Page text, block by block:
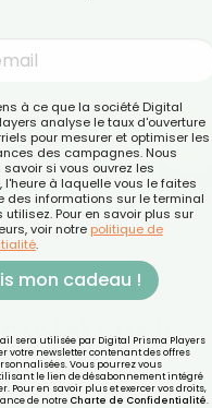
sur le
à ce que la société Digital
analyse le taux d'ouverture
pour mesurer et optimiser les
des campagnes. Nous
savoir si vous ouvrez les
l'heure à laquelle vous le faites
des informations sur le terminal
utilisez. Pour en savoir plus sur
voir notre politique de
.
mon cadeau !
sera utilisée par Digital Prisma Players
votre newsletter contenant des offres
Vous pourrez vous
le lien de désabonnement intégré
Pour en savoir plus et exercer vos droits,
de notre Charte de Confidentialité.